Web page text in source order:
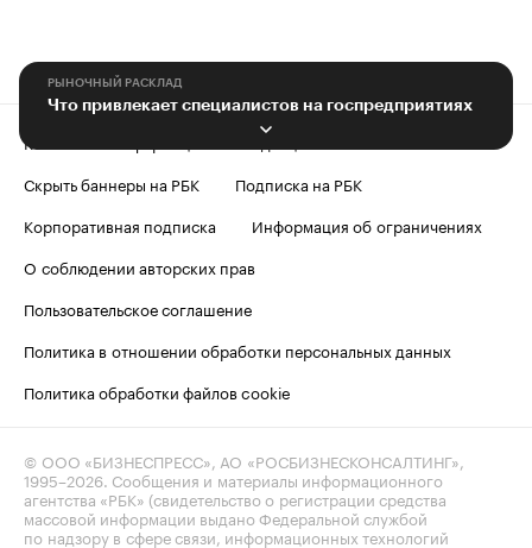
РЫНОЧНЫЙ РАСКЛАД
Что привлекает специалистов на госпредприятиях
Контактная информация
Редакция
Скрыть баннеры на РБК
Подписка на РБК
Корпоративная подписка
Информация об ограничениях
О соблюдении авторских прав
Пользовательское соглашение
Политика в отношении обработки персональных данных
Политика обработки файлов cookie
© ООО «БИЗНЕСПРЕСС», АО «РОСБИЗНЕСКОНСАЛТИНГ»,
1995–2026 . Сообщения и материалы информационного
агентства «РБК» (свидетельство о регистрации средства
массовой информации выдано Федеральной службой
по надзору в сфере связи, информационных технологий